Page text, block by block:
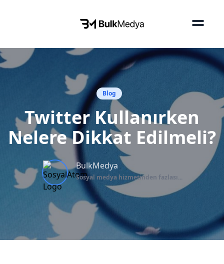
Blog
Twitter Kullanırken
Nelere Dikkat Edilmeli?
BulkMedya
Sosyal medya hizmetinden fazlası...